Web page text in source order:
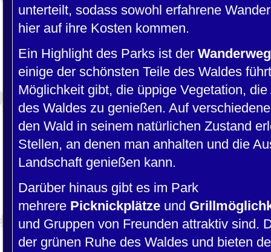
unterteilt, sodass sowohl erfahrene
hier auf ihre Kosten kommen.
Ein Highlight des Parks ist der
einige der schönsten Teile des Waldes
Möglichkeit gibt, die üppige Vegetation,
des Waldes zu genießen. Auf
den Wald in seinem natürlichen Zustand
Stellen, an denen man anhalten und die
Landschaft genießen kann.
Darüber hinaus gibt es im Park
mehrere Picknickplätze und
und Gruppen von Freunden attraktiv sind.
der grünen Ruhe des Waldes und bieten